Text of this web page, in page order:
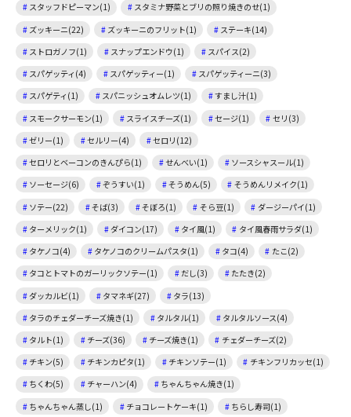
スタッフドピーマン(1)
スタミナ野菜とブリの照り焼きのせ(1)
ズッキーニ(22)
ズッキーニのフリット(1)
ステーキ(14)
ストロガノフ(1)
スナップエンドウ(1)
スパイス(2)
スパゲッティ(4)
スパゲッティー(1)
スパゲッティーニ(3)
スパゲティ(1)
スパニッシュオムレツ(1)
すまし汁(1)
スモークサーモン(1)
スライスチーズ(1) セージ(1)
セリ(3)
ゼリー(1)
セルリー(4)
セロリ(12)
セロリとベーコンのきんぴら(1)
せんべい(1)
ソースシャスール(1)
ソーセージ(6)
ぞうすい(1) そうめん(5)
そうめんリメイク(1)
ソテー(22)
そば(3) そぼろ(1) そら豆(1)
ダージーパイ(1)
ターメリック(1)
ダイコン(17) タイ風(1)
タイ風春雨サラダ(1)
タケノコ(4)
タケノコのクリームパスタ(1) タコ(4)
たこ(2)
タコとトマトのガーリックソテー(1)
だし(3)
たたき(2)
ダッカルビ(1)
タマネギ(27)
タラ(13)
タラのチェダーチーズ焼き(1)
タルタル(1)
タルタルソース(4)
タルト(1)
チーズ(36) チーズ焼き(1)
チェダーチーズ(2)
チキン(5)
チキンカピタ(1) チキンソテー(1)
チキンフリカッセ(1)
ちくわ(5)
チャーハン(4)
ちゃんちゃん焼き(1)
ちゃんちゃん蒸し(1)
チョコレートケーキ(1) ちらし寿司(1)